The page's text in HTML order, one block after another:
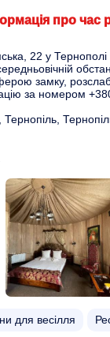
про час
22 у Тернополі
замку,
за номером
для весілля